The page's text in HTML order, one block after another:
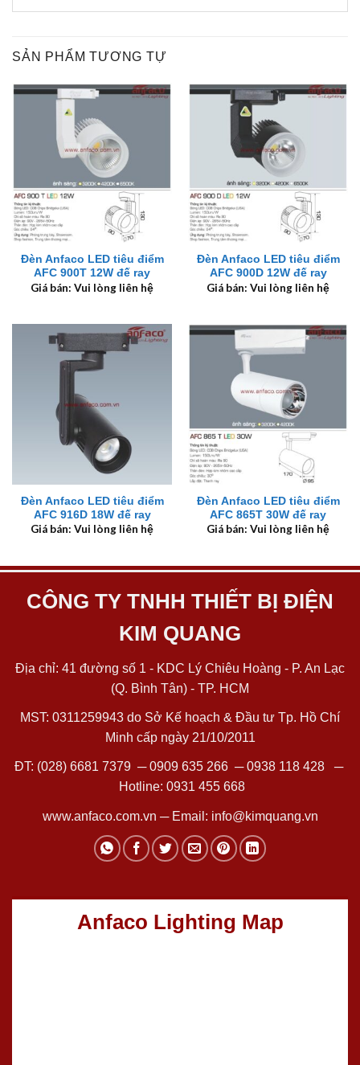
SẢN PHẨM TƯƠNG TỰ
Đèn Anfaco LED tiêu điểm
AFC 900T 12W đế ray
Giá bán: Vui lòng liên hệ
Đèn Anfaco LED tiêu điểm
AFC 900D 12W đế ray
Giá bán: Vui lòng liên hệ
Đèn Anfaco LED tiêu điểm
AFC 916D 18W đế ray
Giá bán: Vui lòng liên hệ
Đèn Anfaco LED tiêu điểm
AFC 865T 30W đế ray
Giá bán: Vui lòng liên hệ
CÔNG TY TNHH THIẾT BỊ ĐIỆN
KIM QUANG
Địa chỉ: 41 đường số 1 - KDC Lý Chiêu Hoàng - P. An Lạc
(Q. Bình Tân) - TP. HCM
MST: 0311259943 do Sở Kế hoạch & Đầu tư Tp. Hồ Chí
Minh cấp ngày 21/10/2011
ĐT: (028) 6681 7379 ─0909 635 266─0938 118 428─
Hotline: 0931 455 668
www.anfaco.com.vn ─ Email: info@kimquang.vn
Anfaco Lighting Map